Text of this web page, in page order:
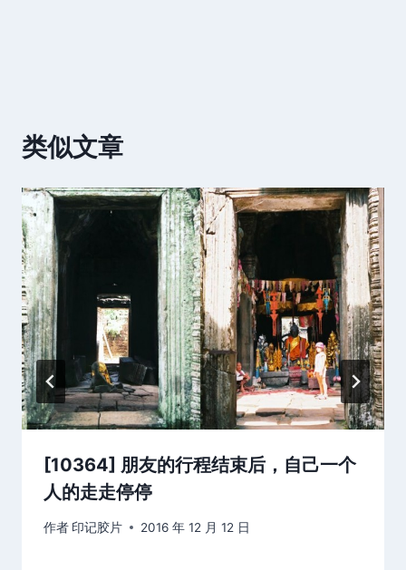
类似文章
[10364] 朋友的行程结束后，自己一个
人的走走停停
作者 印记胶片 2016 年 12 月 12 日